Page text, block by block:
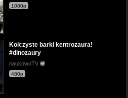
1080p
Kolczyste barki kentrozaura!
#dinozaury
naukowoTV
480p